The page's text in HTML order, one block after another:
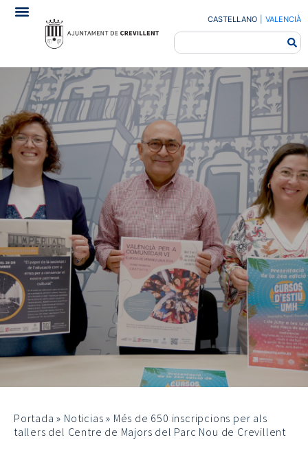
CASTELLANO VALENCIÀ
Portada » Noticias » Més de 650 inscripcions per als
tallers del Centre de Majors del Parc Nou de Crevillent